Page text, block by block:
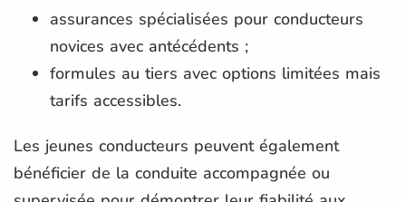
assurances spécialisées pour conducteurs
novices avec antécédents ;
formules au tiers avec options limitées mais
tarifs accessibles.
Les jeunes conducteurs peuvent également
bénéficier de la conduite accompagnée ou